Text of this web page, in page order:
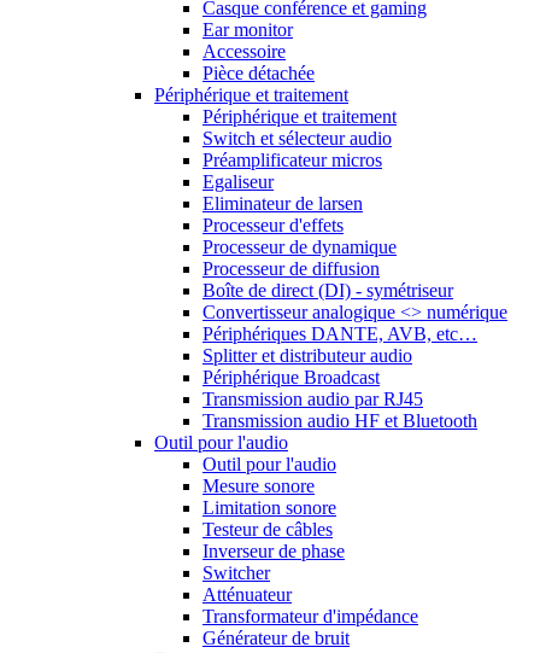
Casque conférence et gaming
Ear monitor
Accessoire
Pièce détachée
Périphérique et traitement
Périphérique et traitement
Switch et sélecteur audio
Préamplificateur micros
Egaliseur
Eliminateur de larsen
Processeur d'effets
Processeur de dynamique
Processeur de diffusion
Boîte de direct (DI) - symétriseur
Convertisseur analogique <> numérique
Périphériques DANTE, AVB, etc…
Splitter et distributeur audio
Périphérique Broadcast
Transmission audio par RJ45
Transmission audio HF et Bluetooth
Outil pour l'audio
Outil pour l'audio
Mesure sonore
Limitation sonore
Testeur de câbles
Inverseur de phase
Switcher
Atténuateur
Transformateur d'impédance
Générateur de bruit